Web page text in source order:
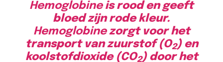
Hemoglobineis rood en geeft
bloed zijn rode kleur.
Hemoglobinezorgt voor het
transport van zuurstof (O2) en
koolstofdioxide (CO2) door het